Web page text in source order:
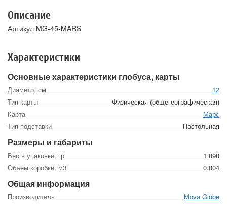
Описание
Артикул MG-45-MARS
Характеристики
Основные характеристики глобуса, карты
Диаметр, см
12
Тип карты
Физическая (общегеографическая)
Карта
Марс
Тип подставки
Настольная
Размеры и габариты
Вес в упаковке, гр
1 090
Объем коробки, м3
0,004
Общая информация
Производитель Mova Globe